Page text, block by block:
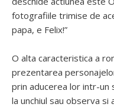
fotografiile trimise de
papa, e Felix!”
O alta caracteristica a
prezentarea
prin aducerea lor intr-un
la unchiul sau observa